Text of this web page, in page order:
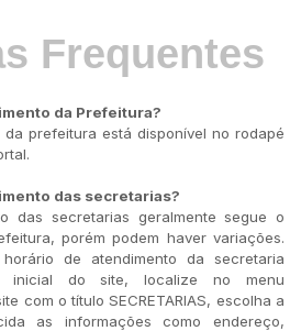
Frequentes
da Prefeitura?
prefeitura está disponível no rodapé
das secretarias?
das secretarias geralmente segue o
porém podem haver variações.
de atendimento da secretaria
inicial do site, localize no menu
com o título SECRETARIAS, escolha a
as informações como endereço,